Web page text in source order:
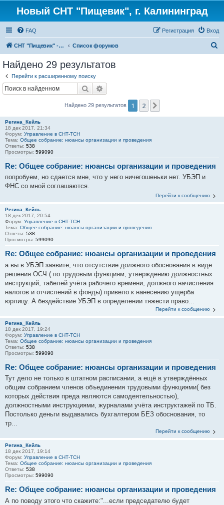
Новый СНТ "Пищевик", г. Калининград
FAQ Вход
Регистрация
СНТ "Пищевик" - возвращение на Главную страницу Список форумов
Найдено 29 результатов
Перейти к расширенному поиску
Поиск
Найдено 29 результатов 1 2
Регина_Кейль
18 дек 2017, 21:34
Форум: Управление в СНТ-ТСН
Тема: Общее собрание: нюансы организации и проведения
Ответы: 538
Просмотры: 599090
Re: Общее собрание: нюансы организации и проведения
попробуем, но сдается мне, что у него ничегошеньки нет. УБЭП и
ФНС со мной соглашаются.
Перейти к сообщению
Регина_Кейль
18 дек 2017, 20:54
Форум: Управление в СНТ-ТСН
Тема: Общее собрание: нюансы организации и проведения
Ответы: 538
Просмотры: 599090
Re: Общее собрание: нюансы организации и проведения
а вы в УБЭП заявите, что отсутствие должного обоснования в виде
решения ОСЧ ( по трудовым функциям, утверждению должностных
инструкций, табелей учёта рабочего времени, должного начисления
налогов и отчислений в фонды) привело к нанесению ущерба
юрлицу. А бездействие УБЭП в определении тяжести право...
Перейти к сообщению
Регина_Кейль
18 дек 2017, 19:24
Форум: Управление в СНТ-ТСН
Тема: Общее собрание: нюансы организации и проведения
Ответы: 538
Просмотры: 599090
Re: Общее собрание: нюансы организации и проведения
Тут дело не только в штатном расписании, а ещё в утверждённых
общим собранием членов объединения трудовыми функциями( без
которых действия преда являются самодеятельностью),
должностными инструкциями, журналами учёта инструктажей по ТБ.
Постолько деньги выдавались бухгалтером БЕЗ обоснования, то
тр...
Перейти к сообщению
Регина_Кейль
18 дек 2017, 19:14
Форум: Управление в СНТ-ТСН
Тема: Общее собрание: нюансы организации и проведения
Ответы: 538
Просмотры: 599090
Re: Общее собрание: нюансы организации и проведения
А по поводу этого что скажите:"...если председателю будет